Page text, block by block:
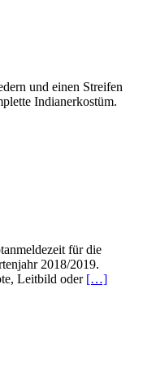
und einen Streifen
Indianerkostüm.
für die
2018/2019.
Leitbild oder […]